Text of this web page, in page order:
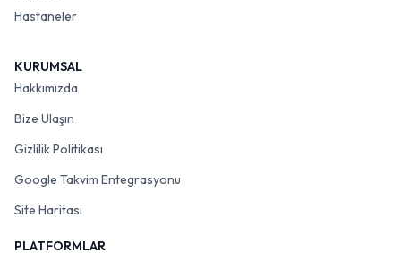
Hastaneler
KURUMSAL
Hakkımızda
Bize Ulaşın
Gizlilik Politikası
Google Takvim Entegrasyonu
Site Haritası
PLATFORMLAR